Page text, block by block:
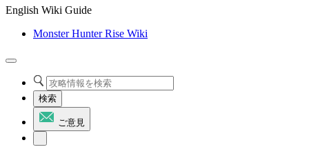
English Wiki Guide
Monster Hunter Rise Wiki
検索
ご意見